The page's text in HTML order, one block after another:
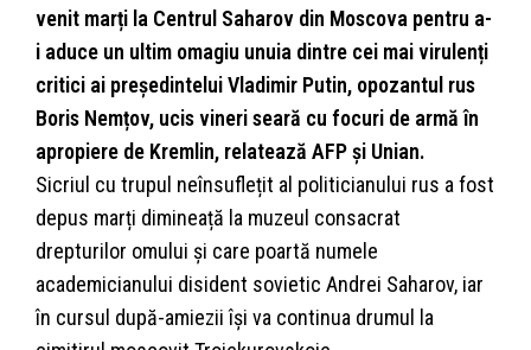
venit marți la Centrul Saharov din Moscova pentru a-
i aduce un ultim omagiu unuia dintre cei mai virulenți
critici ai președintelui Vladimir Putin, opozantul rus
Boris Nemțov, ucis vineri seară cu focuri de armă în
apropiere de Kremlin, relatează AFP și Unian.
Sicriul cu trupul neînsuflețit al politicianului rus a fost
depus marți dimineață la muzeul consacrat
drepturilor omului și care poartă numele
academicianului disident sovietic Andrei Saharov, iar
în cursul după-amiezii își va continua drumul la